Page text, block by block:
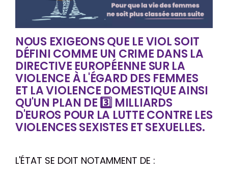
NOUS EXIGEONS QUE LE VIOL SOIT
DÉFINI COMME UN CRIME DANS LA
DIRECTIVE EUROPÉENNE SUR LA
VIOLENCE À L'ÉGARD DES FEMMES
ET LA VIOLENCE DOMESTIQUE AINSI
QU'UN PLAN DE3️⃣ MILLIARDS
D'EUROS POUR LA LUTTE CONTRE LES
VIOLENCES SEXISTES ET SEXUELLES.
L'ÉTAT SE DOIT NOTAMMENT DE :